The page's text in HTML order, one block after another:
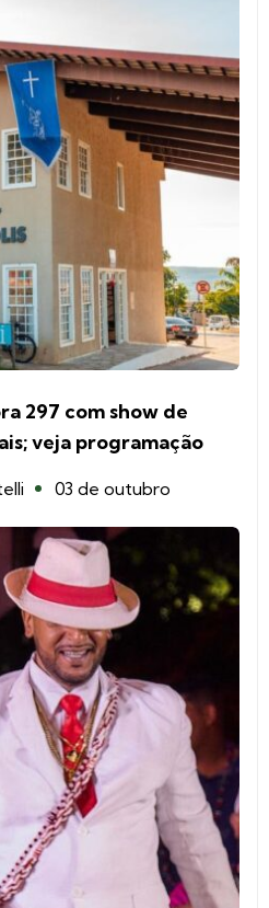
297 com show de
veja programação
03 de outubro